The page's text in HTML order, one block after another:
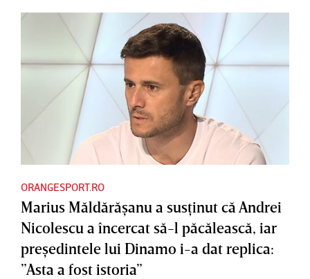
ORANGESPORT.RO
Marius Măldărăşanu a susţinut că Andrei
Nicolescu a încercat să-l păcălească, iar
preşedintele lui Dinamo i-a dat replica:
”Asta a fost istoria”